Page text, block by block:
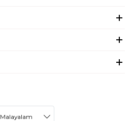
Malayalam